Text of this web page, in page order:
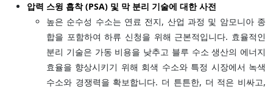
압력 스윙 흡착 (PSA) 및 막 분리 기술에 대한 사전
높은 순수성 수소는 연료 전지, 산업 과정 및 암모니아 종
합을 포함하여 하류 신청을 위해 근본적입니다. 효율적인
분리 기술은 가동 비용을 낮추고 블루 수소 생산의 에너지
효율을 향상시키기 위해 회색 수소와 특정 시장에서 녹색
수소와 경쟁력을 확보합니다. 더 튼튼한, 더 적은 비싸고,